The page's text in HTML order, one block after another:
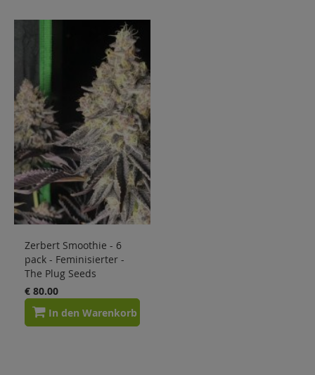
Zerbert Smoothie - 6
pack - Feminisierter -
The Plug Seeds
€ 80.00
In den Warenkorb